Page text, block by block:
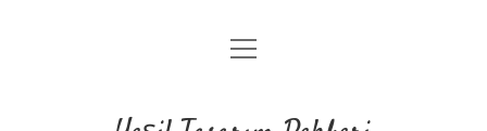
Anasayfa
menüyü